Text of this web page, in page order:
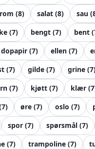
rom (8) salat (8) sau (
(7) bengt (7) bent (
dopapir (7) ellen (7)
(7) gilde (7) grine (7
(7) kjøtt (7) klær (7
7) øre (7) oslo (7)
spor (7) spørsmål (7)
(7) trampoline (7)